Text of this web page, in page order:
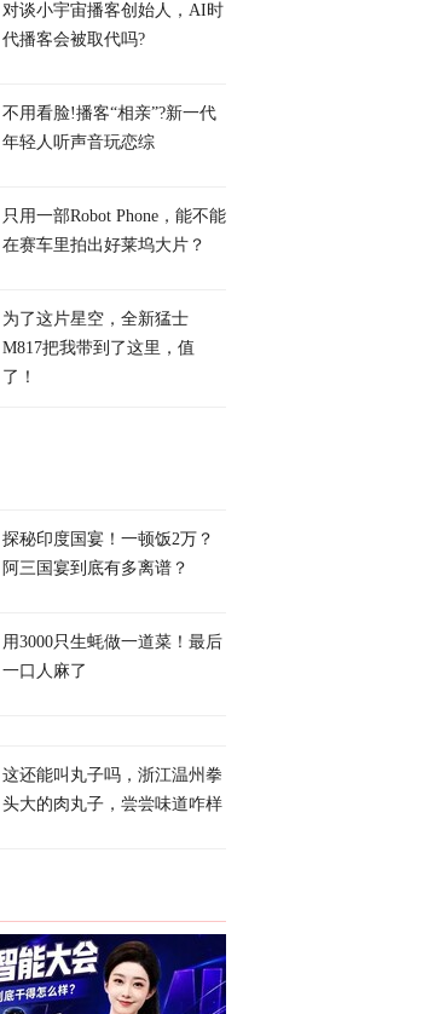
对谈小宇宙播客创始人，AI时
代播客会被取代吗?
不用看脸!播客“相亲”?新一代
年轻人听声音玩恋综
只用一部Robot Phone，能不能
在赛车里拍出好莱坞大片？
为了这片星空，全新猛士
M817把我带到了这里，值
了！
探秘印度国宴！一顿饭2万？
阿三国宴到底有多离谱？
用3000只生蚝做一道菜！最后
一口人麻了
这还能叫丸子吗，浙江温州拳
头大的肉丸子，尝尝味道咋样